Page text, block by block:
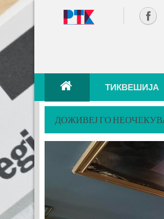
ТИКВЕШИЈА
ДОЖИВЕЈ ГО